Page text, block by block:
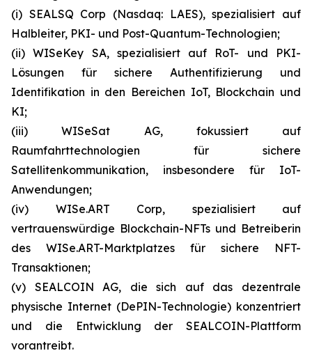
(i) SEALSQ Corp (Nasdaq: LAES), spezialisiert auf
Halbleiter, PKI- und Post-Quantum-Technologien;
(ii) WISeKey SA, spezialisiert auf RoT- und PKI-
Lösungen für sichere Authentifizierung und
Identifikation in den Bereichen IoT, Blockchain und
KI;
(iii) WISeSat AG, fokussiert auf
Raumfahrttechnologien für sichere
Satellitenkommunikation, insbesondere für IoT-
Anwendungen;
(iv) WISe.ART Corp, spezialisiert auf
vertrauenswürdige Blockchain-NFTs und Betreiberin
des WISe.ART-Marktplatzes für sichere NFT-
Transaktionen;
(v) SEALCOIN AG, die sich auf das dezentrale
physische Internet (DePIN-Technologie) konzentriert
und die Entwicklung der SEALCOIN-Plattform
vorantreibt.